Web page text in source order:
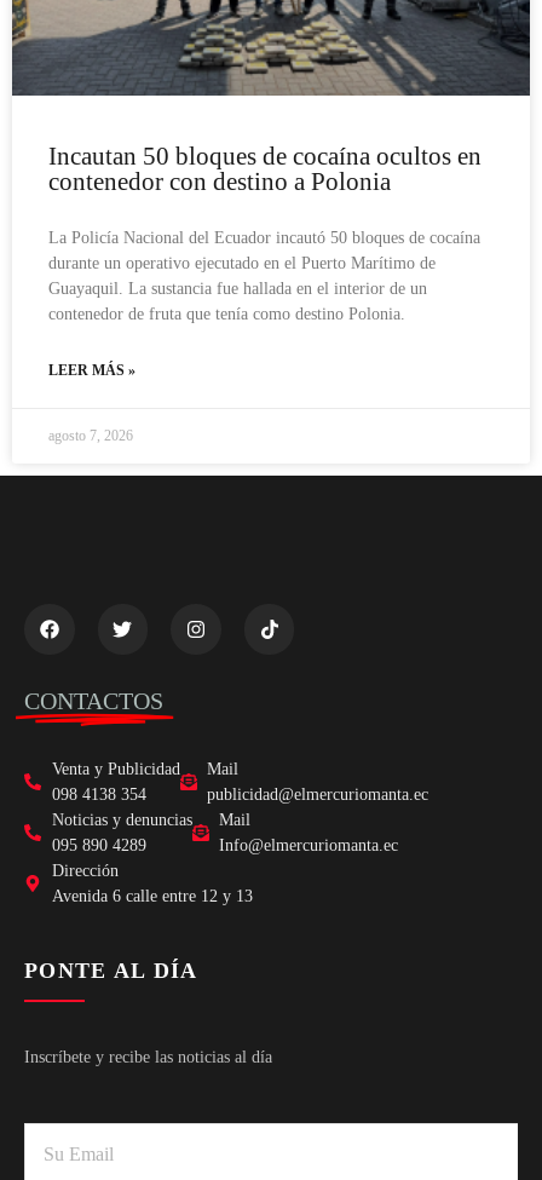
Incautan 50 bloques de cocaína ocultos en
contenedor con destino a Polonia
La Policía Nacional del Ecuador incautó 50 bloques de cocaína
durante un operativo ejecutado en el Puerto Marítimo de
Guayaquil. La sustancia fue hallada en el interior de un
contenedor de fruta que tenía como destino Polonia.
LEER MÁS »
agosto 7, 2026
CONTACTOS
Venta y Publicidad
098 4138 354
Mail
publicidad@elmercuriomanta.ec
Noticias y denuncias
095 890 4289
Mail
Info@elmercuriomanta.ec
Dirección
Avenida 6 calle entre 12 y 13
PONTE AL DÍA
Inscríbete y recibe las noticias al día